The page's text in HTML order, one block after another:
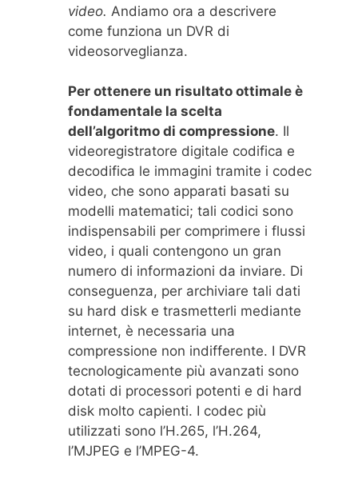
video. Andiamo ora a descrivere
come funziona un DVR di
videosorveglianza.
Per ottenere un risultato ottimale è
fondamentale la scelta
dell’algoritmo di compressione. Il
videoregistratore digitale codifica e
decodifica le immagini tramite i codec
video, che sono apparati basati su
modelli matematici; tali codici sono
indispensabili per comprimere i flussi
video, i quali contengono un gran
numero di informazioni da inviare. Di
conseguenza, per archiviare tali dati
su hard disk e trasmetterli mediante
internet, è necessaria una
compressione non indifferente. I DVR
tecnologicamente più avanzati sono
dotati di processori potenti e di hard
disk molto capienti. I codec più
utilizzati sono l’H.265, l’H.264,
l’MJPEG e l’MPEG-4.